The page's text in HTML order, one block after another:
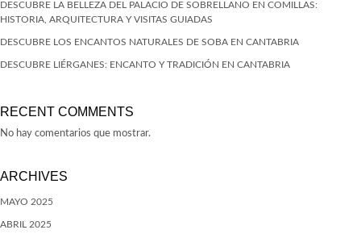
DESCUBRE LA BELLEZA DEL PALACIO DE SOBRELLANO EN COMILLAS:
HISTORIA, ARQUITECTURA Y VISITAS GUIADAS
DESCUBRE LOS ENCANTOS NATURALES DE SOBA EN CANTABRIA
DESCUBRE LIÉRGANES: ENCANTO Y TRADICIÓN EN CANTABRIA
RECENT COMMENTS
No hay comentarios que mostrar.
ARCHIVES
MAYO 2025
ABRIL 2025